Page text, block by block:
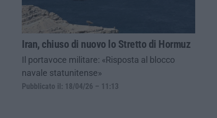
Iran, chiuso di nuovo lo Stretto di Hormuz
Il portavoce militare: «Risposta al blocco
navale statunitense»
Pubblicato il: 18/04/26 – 11:13